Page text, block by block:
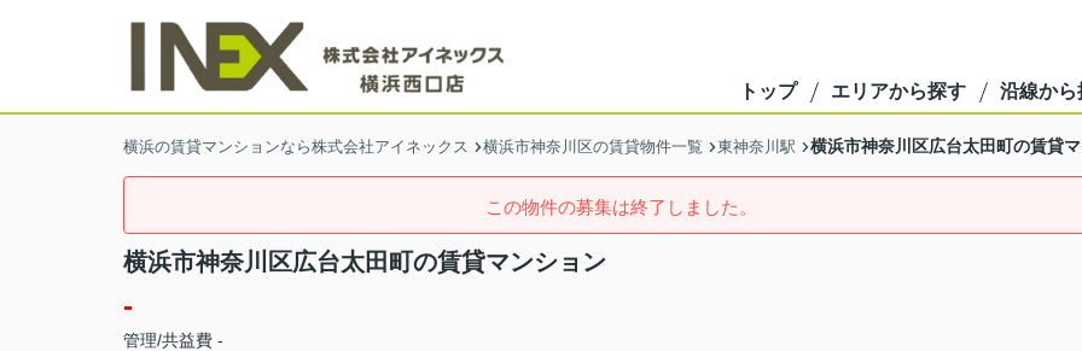
トップ エリアから探す 沿線から
横浜の賃貸マンションなら株式会社アイネックス 横浜市神奈川区の賃貸物件一覧 東神奈川駅 横浜市神奈川区広台太田町の賃貸
この物件の募集は終了しました。
横浜市神奈川区広台太田町の賃貸マンション
-
管理/共益費 -